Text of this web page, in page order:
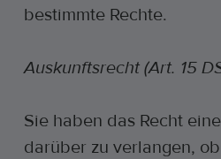
bestimmte Rechte.
Auskunftsrecht (Art. 15
Sie haben das Recht
darüber zu verlangen,